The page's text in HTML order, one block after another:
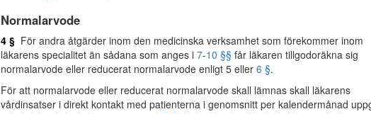
Normalarvode
4 § För andra åtgärder inom den medicinska verksamhet som förekommer inom
läkarens specialitet än sådana som anges i 7-10 §§ får läkaren tillgodoräkna sig
normalarvode eller reducerat normalarvode enligt 5 eller 6 §.
För att normalarvode eller reducerat normalarvode skall lämnas skall läkarens
vårdinsatser i direkt kontakt med patienterna i genomsnitt per kalendermånad